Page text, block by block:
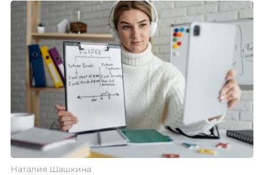
Наталия Шашкина